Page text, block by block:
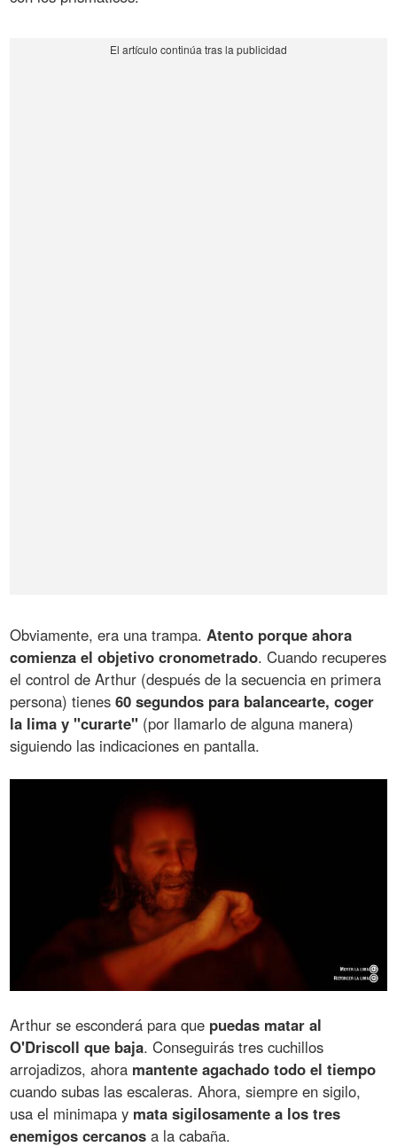
Obviamente, era una trampa.Atento porque ahora
comienza el objetivo cronometrado. Cuando recuperes
el control de Arthur (después de la secuencia en primera
persona) tienes60 segundos para balancearte, coger
la lima y "curarte" (por llamarlo de alguna manera)
siguiendo las indicaciones en pantalla.
Arthur se esconderá para que puedas matar al
O'Driscoll que baja. Conseguirás tres cuchillos
arrojadizos, ahora mantente agachado todo el tiempo
cuando subas las escaleras. Ahora, siempre en sigilo,
usa el minimapa y mata sigilosamente a los tres
enemigos cercanos a la cabaña.